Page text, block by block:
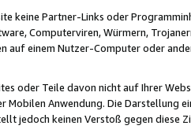
keine Partner-Links oder
Computerviren, Würmern,
auf einem Nutzer-Computer oder
oder Teile davon nicht auf Ihrer
Mobilen Anwendung. Die Darstellung
jedoch keinen Verstoß gegen diese